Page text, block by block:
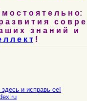
о с т о я т е л ь н о:
а з в и т и я с о в р
и х з н а н и й и
л л е к т !
и исправь ее!